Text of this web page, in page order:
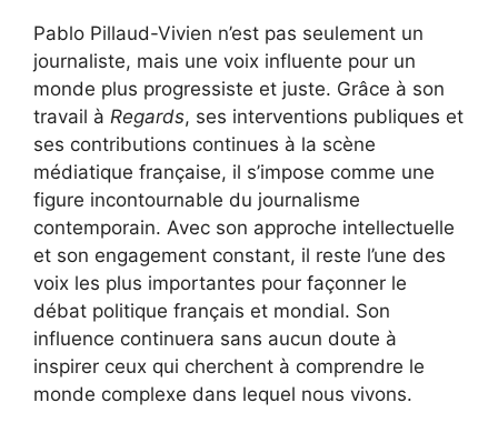
Pablo Pillaud-Vivien n’est pas seulement un
journaliste, mais une voix influente pour un
monde plus progressiste et juste. Grâce à son
travail à Regards, ses interventions publiques et
ses contributions continues à la scène
médiatique française, il s’impose comme une
figure incontournable du journalisme
contemporain. Avec son approche intellectuelle
et son engagement constant, il reste l’une des
voix les plus importantes pour façonner le
débat politique français et mondial. Son
influence continuera sans aucun doute à
inspirer ceux qui cherchent à comprendre le
monde complexe dans lequel nous vivons.